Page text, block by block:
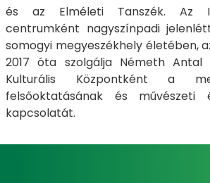
és az Elméleti Tanszék. Az
centrumként nagyszínpadi
somogyi megyeszékhely életében,
2017 óta szolgálja Németh Antal
Kulturális Központként a
felsőoktatásának és művészeti
kapcsolatát.